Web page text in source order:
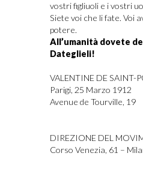
vostri figliuoli e i vostri
Siete voi che li fate. Voi
potere.
All’umanità dovete
Dateglieli!
VALENTINE DE SAINT-
Parigi, 25 Marzo 1912
Avenue de Tourville, 19
DIREZIONE DEL
Corso Venezia, 61 –